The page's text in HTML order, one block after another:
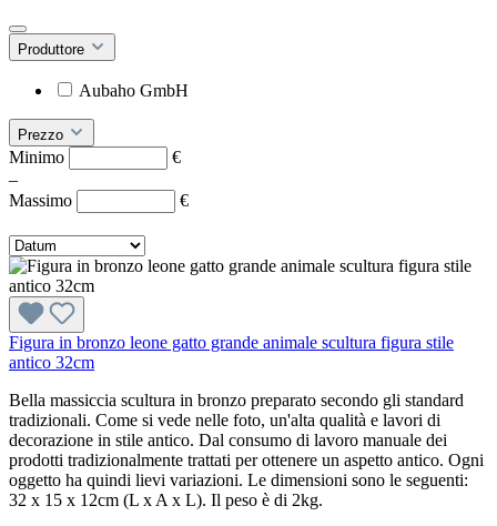
Produttore
Aubaho GmbH
Prezzo
Minimo
€
–
Massimo
€
Figura in bronzo leone gatto grande animale scultura figura stile
antico 32cm
Bella massiccia scultura in bronzo preparato secondo gli standard
tradizionali. Come si vede nelle foto, un'alta qualità e lavori di
decorazione in stile antico. Dal consumo di lavoro manuale dei
prodotti tradizionalmente trattati per ottenere un aspetto antico. Ogni
oggetto ha quindi lievi variazioni. Le dimensioni sono le seguenti:
32 x 15 x 12cm (L x A x L). Il peso è di 2kg.